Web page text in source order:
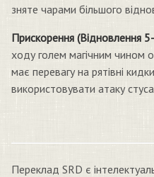
зняте чарами більшого
Прискорення (Відновлення
ходу голем магічним чином
має перевагу на рятівні
використовувати атаку
Переклад SRD є